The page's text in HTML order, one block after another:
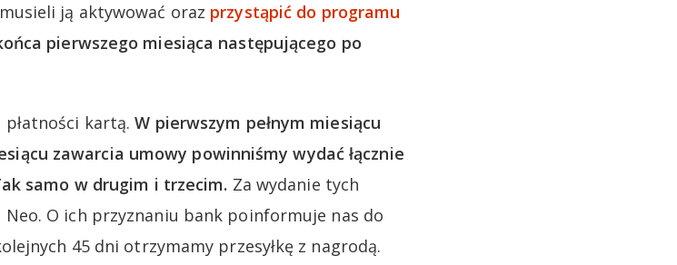
ją aktywować oraz przystąpić do programu
pierwszego miesiąca następującego po
płatności kartą.W pierwszym pełnym miesiącu
zawarcia umowy powinniśmy wydać łącznie
samo w drugim i trzecim. Za wydanie tych
O ich przyznaniu bank poinformuje nas do
45 dni otrzymamy przesyłkę z nagrodą.